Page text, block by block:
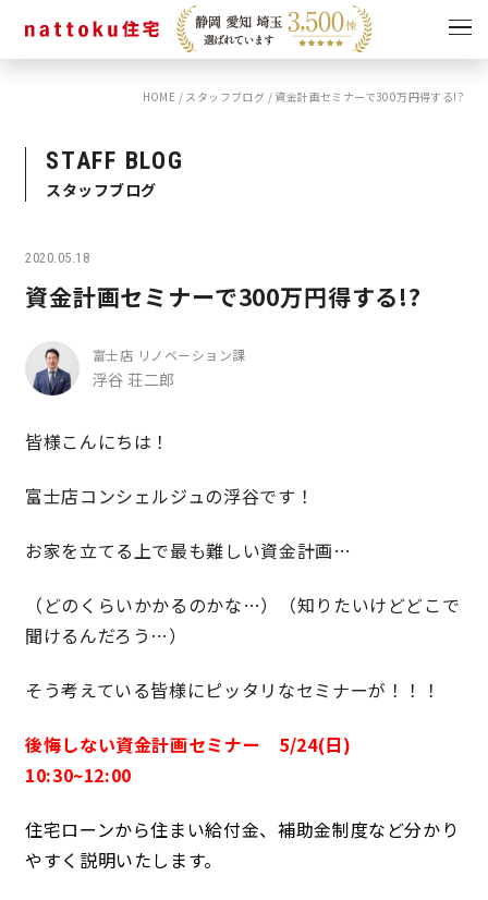
ショールーム
スタッフブログ
営業時間／10:00～20:00 定休日／年末年始
OWNER’S SITE オーナーズサイト
nattoku
HOME / スタッフブログ / 資金計画セミナーで300万円得する!?
STAFF BLOG
スタッフブログ
2020.05.18
資金計画セミナーで300万円得する!?
富士店 リノベーション課
浮谷 荘二郎
皆様こんにちは！
富士店コンシェルジュの浮谷です！
お家を立てる上で最も難しい資金計画…
（どのくらいかかるのかな…）（知りたいけどどこで
聞けるんだろう…）
そう考えている皆様にピッタリなセミナーが！！！
後悔しない資金計画セミナー 5/24(日)
10:30~12:00
住宅ローンから住まい給付金、補助金制度など分かり
やすく説明いたします。